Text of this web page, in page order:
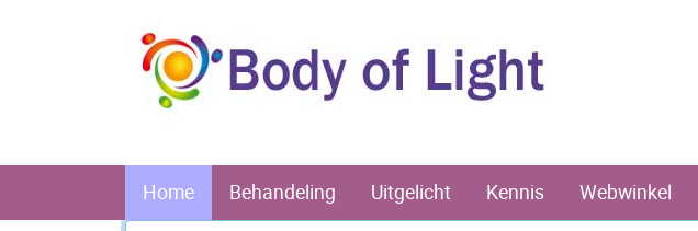
Home Behandeling Uitgelicht Kennis Webwinkel